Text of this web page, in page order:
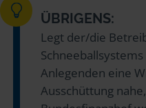
ÜBRIGENS:
Legt der/die
Anlegenden eine
Ausschüttung